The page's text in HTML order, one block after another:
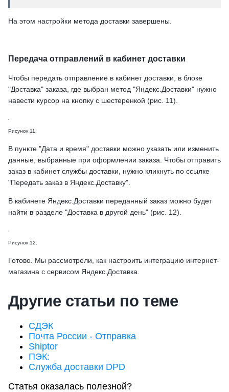
На этом настройки метода доставки завершены.
Передача отправлений в кабинет доставки
Чтобы передать отправление в кабинет доставки, в блоке
"Доставка" заказа, где выбран метод "Яндекс.Доставки" нужно
навести курсор на кнопку с шестеренкой (рис. 11).
Рисунок 11.
В пункте "Дата и время" доставки можно указать или изменить
данные, выбранные при оформлении заказа. Чтобы отправить
заказ в кабинет службы доставки, нужно кликнуть по ссылке
"Передать заказ в Яндекс.Доставку".
В кабинете Яндекс.Доставки переданный заказ можно будет
найти в разделе "Доставка в другой день" (рис. 12).
Рисунок 12.
Готово. Мы рассмотрели, как настроить интеграцию интернет-
магазина с сервисом Яндекс.Доставка.
Другие статьи по теме
СДЭК
Почта России - Отправка
Shiptor
ПЭК:
Служба доставки DPD
Статья оказалась полезной?